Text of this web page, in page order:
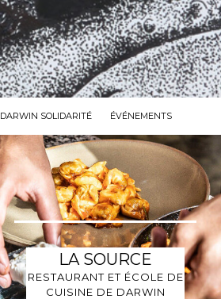
DARWIN SOLIDARITÉ ÉVÉNEMENTS
LA SOURCE
RESTAURANT ET ÉCOLE DE
CUISINE DE DARWIN